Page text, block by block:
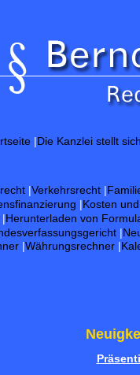
|Die Kanzlei stellt
|Verkehrsrecht |
|Kosten
|Herunterladen von
|
|Währungsrechner |